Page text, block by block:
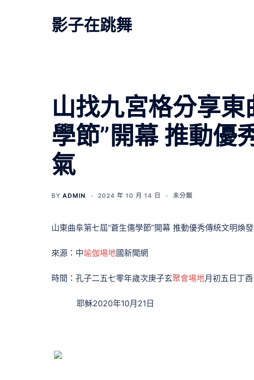
影子在跳舞
山找九宮格分享
學節”開幕 推動優
氣
BY ADMIN 2024 年 10 月 14 日 未分類
山東曲阜第七屆“蒼生儒學節”開幕 推動優秀傳統文明煥
來源：中瑜伽場地國新聞網
時間：孔子二五七零年歲次庚子玄聚會場地月初五日丁酉
耶穌2020年10月21日